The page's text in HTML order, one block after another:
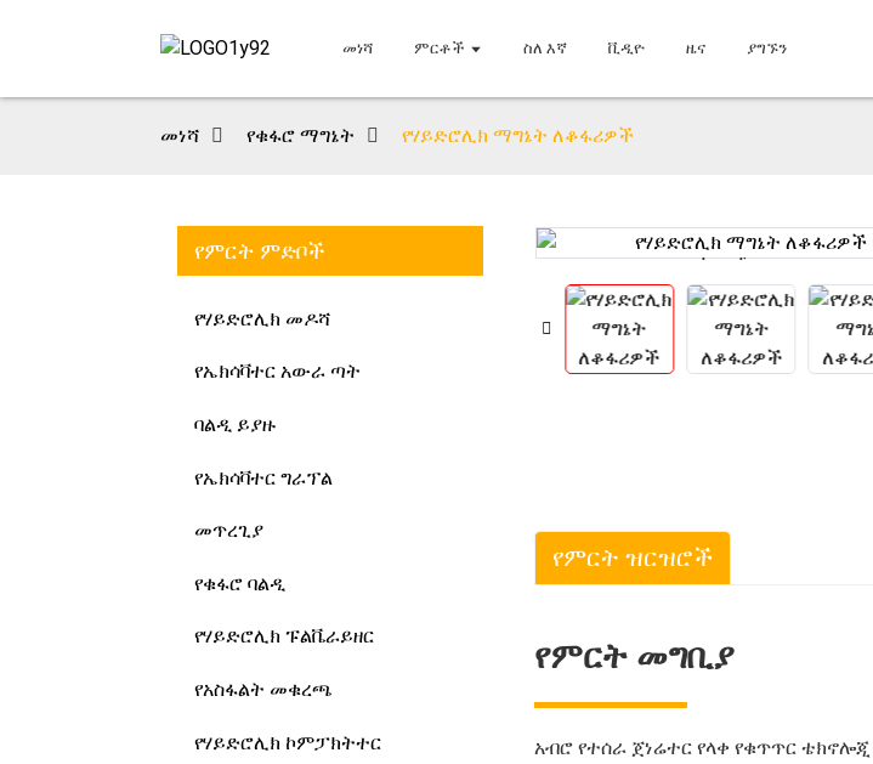
መነሻ ምርቶች ስለ እኛ ቪዲዮ ዜና ያግኙን
መነሻ የቁፋሮ ማግኔት የሃይድሮሊክ ማግኔት ለቆፋሪዎች
የምርት ምድቦች
የሃይድሮሊክ መዶሻ
የኤክሳቫተር አውራ ጣት
ባልዲ ይያዙ
የኤክሳቫተር ግራፕል
መጥረጊያ
የቁፋሮ ባልዲ
የሃይድሮሊክ ፑልቬራይዘር
የአስፋልት መቁረጫ
የሃይድሮሊክ ኮምፓክትተር
Loading...
Loading... Loading...
Loading...
የምርት ዝርዝሮች
የምርት መግቢያ
አብሮ የተሰራ ጀነሬተር የላቀ የቁጥጥር